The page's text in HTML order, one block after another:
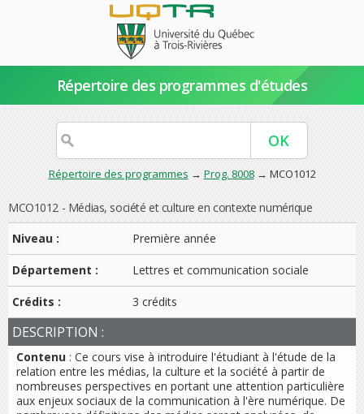
Répertoire des programmes d'études
Répertoire des programmes → Prog. 8008→ MCO1012
MCO1012 - Médias, société et culture en contexte numérique
Niveau :
Première année
Département : Lettres et communication sociale
Crédits : 3 crédits
DESCRIPTION :
Contenu : Ce cours vise à introduire l'étudiant à l'étude de la
relation entre les médias, la culture et la société à partir de
nombreuses perspectives en portant une attention particulière
aux enjeux sociaux de la communication à l'ère numérique. De